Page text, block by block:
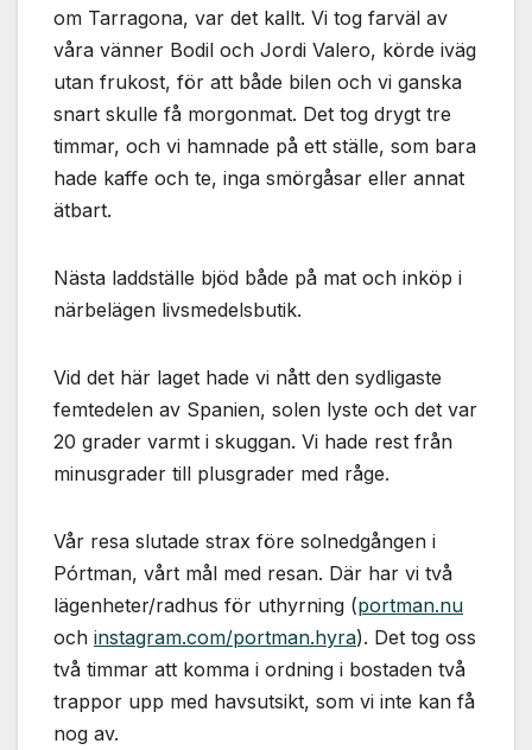
om Tarragona, var det kallt. Vi tog farväl av
våra vänner Bodil och Jordi Valero, körde iväg
utan frukost, för att både bilen och vi ganska
snart skulle få morgonmat. Det tog drygt tre
timmar, och vi hamnade på ett ställe, som bara
hade kaffe och te, inga smörgåsar eller annat
ätbart.
Nästa laddställe bjöd både på mat och inköp i
närbelägen livsmedelsbutik.
Vid det här laget hade vi nått den sydligaste
femtedelen av Spanien, solen lyste och det var
20 grader varmt i skuggan. Vi hade rest från
minusgrader till plusgrader med råge.
Vår resa slutade strax före solnedgången i
Pórtman, vårt mål med resan. Där har vi två
lägenheter/radhus för uthyrning (portman.nu
och instagram.com/portman.hyra). Det tog oss
två timmar att komma i ordning i bostaden två
trappor upp med havsutsikt, som vi inte kan få
nog av.